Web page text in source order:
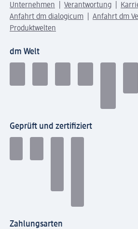
Unternehmen Verantwortung
Anfahrt dm dialogicum
Anfahrt dm
Produktwelten
dm Welt
Geprüft und zertifiziert
Zahlungsarten